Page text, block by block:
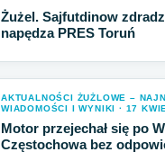
Żużel. Sajfutdinow
napędza PRES Toruń
AKTUALNOŚCI ŻUŻLOWE –
WIADOMOŚCI I WYNIKI · 17
Motor przejechał się po
Częstochowa bez